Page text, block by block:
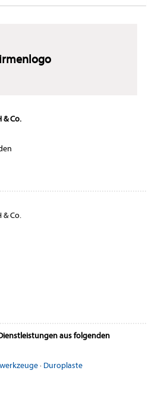
& Co.
& Co.
aus folgenden
· Duroplaste